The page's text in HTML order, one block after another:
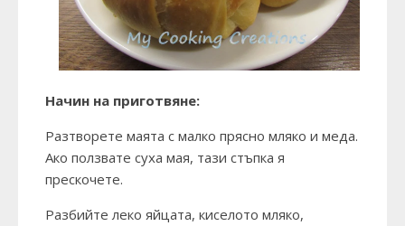
Начин на приготвяне:
Разтворете маята с малко прясно мляко и меда.
Ако ползвате суха мая, тази стъпка я
прескочете.
Разбийте леко яйцата, киселото мляко,